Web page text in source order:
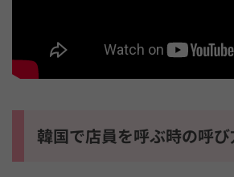
韓国で店員を呼ぶ時の呼